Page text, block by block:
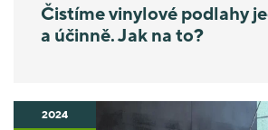
Čistíme vinylové podlahy
a účinně. Jak na to?
2024